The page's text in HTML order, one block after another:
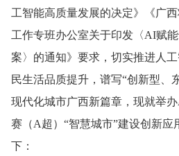
工智能高质量发展的决定》《广
工作专班办公室关于印发〈AI赋
案〉的通知》要求，切实推进人
民生活品质提升 ，谱写“创新型、
现代化城市广西新篇章，现就举
赛（A超）“智慧城市”建设创新应
下：